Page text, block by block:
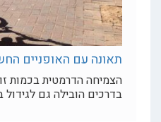
עם האופניים החשמליים?
הדרמטית בכמות זוגות
הובילה גם לגידול במספר